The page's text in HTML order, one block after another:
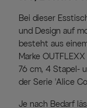
Bei dieser
und Design auf
besteht aus
Marke
76 cm, 4 Stapel-
der Serie 'Alice
Je nach Bedarf